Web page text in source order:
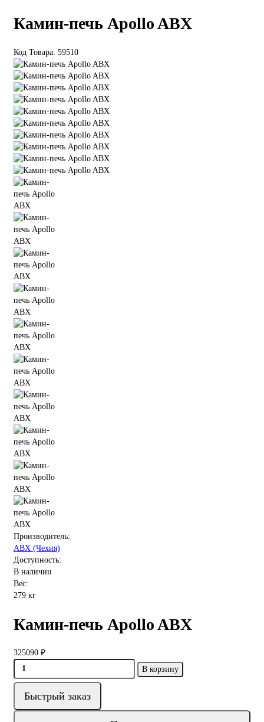
Камин-печь Apollo ABX
Код Товара: 59510
Производитель:
ABX (Чехия)
Доступность:
В наличии
Вес:
279 кг
Камин-печь Apollo ABX
325090 ₽
В корзину
Быстрый заказ